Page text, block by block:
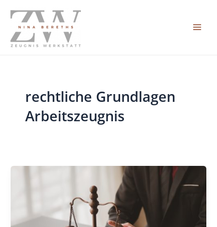
Inhalt
springen
rechtliche Grundlagen
Arbeitszeugnis